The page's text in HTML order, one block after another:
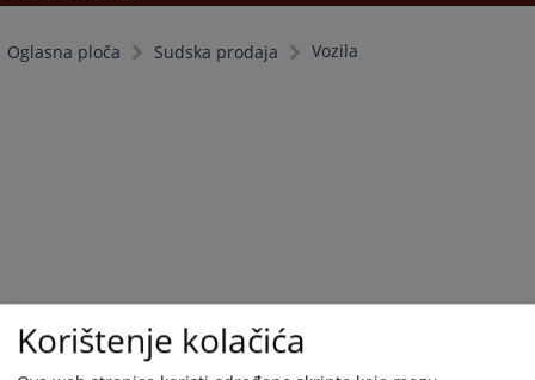
Oglasna ploča Sudska prodaja Vozila
Korištenje kolačića